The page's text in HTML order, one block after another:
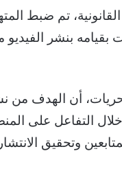
تم ضبط
بقيامه بنشر
أن الهدف من
التفاعل على
وتحقيق